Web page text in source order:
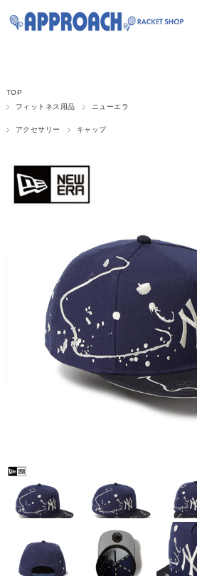
TOP
フィットネス用品
ニューエラ
アクセサリー キャップ